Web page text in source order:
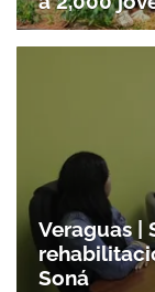
Veraguas |
Soná